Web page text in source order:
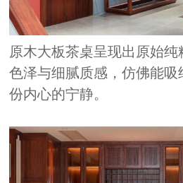
原木大板茶桌呈现出原始
色泽与细腻质感，仿佛能
份内心的宁静。